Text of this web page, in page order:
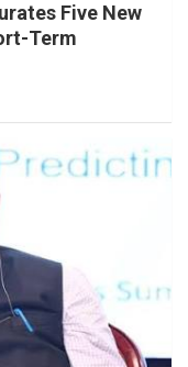
Five New
Term